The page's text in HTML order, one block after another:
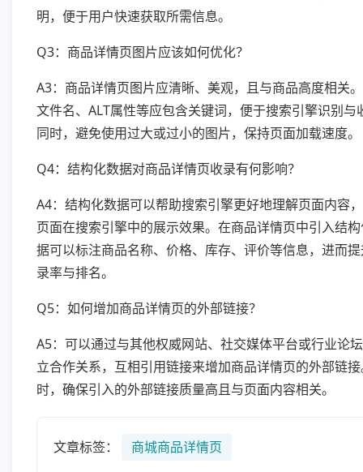
明，便于用户快速获取所需信息。
Q3：商品详情页图片应该如何优化？
A3：商品详情页图片应清晰、美观，且与商品高度相关
文件名、ALT属性等应包含关键词，便于搜索引擎识别与
同时，避免使用过大或过小的图片，保持页面加载速度。
Q4：结构化数据对商品详情页收录有何影响？
A4：结构化数据可以帮助搜索引擎更好地理解页面内容
页面在搜索引擎中的展示效果。在商品详情页中引入结
据可以标注商品名称、价格、库存、评价等信息，进而
录率与排名。
Q5：如何增加商品详情页的外部链接？
A5：可以通过与其他权威网站、社交媒体平台或行业论
立合作关系，互相引用链接来增加商品详情页的外部链
时，确保引入的外部链接质量高且与页面内容相关。
文章标签： 商城商品详情页